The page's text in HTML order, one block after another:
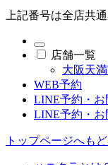
上記番号は全店共
店舗一覧
大阪天
WEB予約
LINE予約・お
LINE予約・お
トップページへも